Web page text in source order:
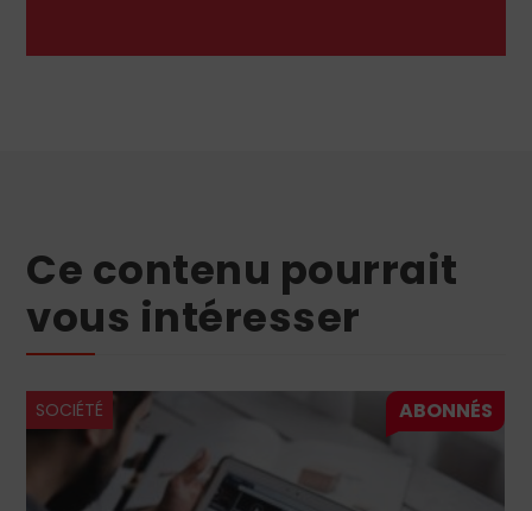
Ce contenu pourrait
vous intéresser
SOCIÉTÉ